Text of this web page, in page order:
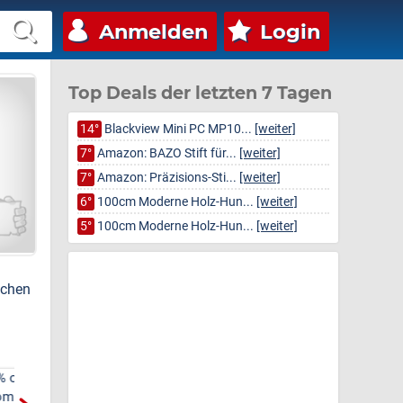
Anmelden Login
Top Deals der letzten 7 Tagen
14° Blackview Mini PC MP10... [weiter]
7° Amazon: BAZO Stift für... [weiter]
7° Amazon: Präzisions-Sti... [weiter]
6° 100cm Moderne Holz-Hun... [weiter]
5° 100cm Moderne Holz-Hun... [weiter]